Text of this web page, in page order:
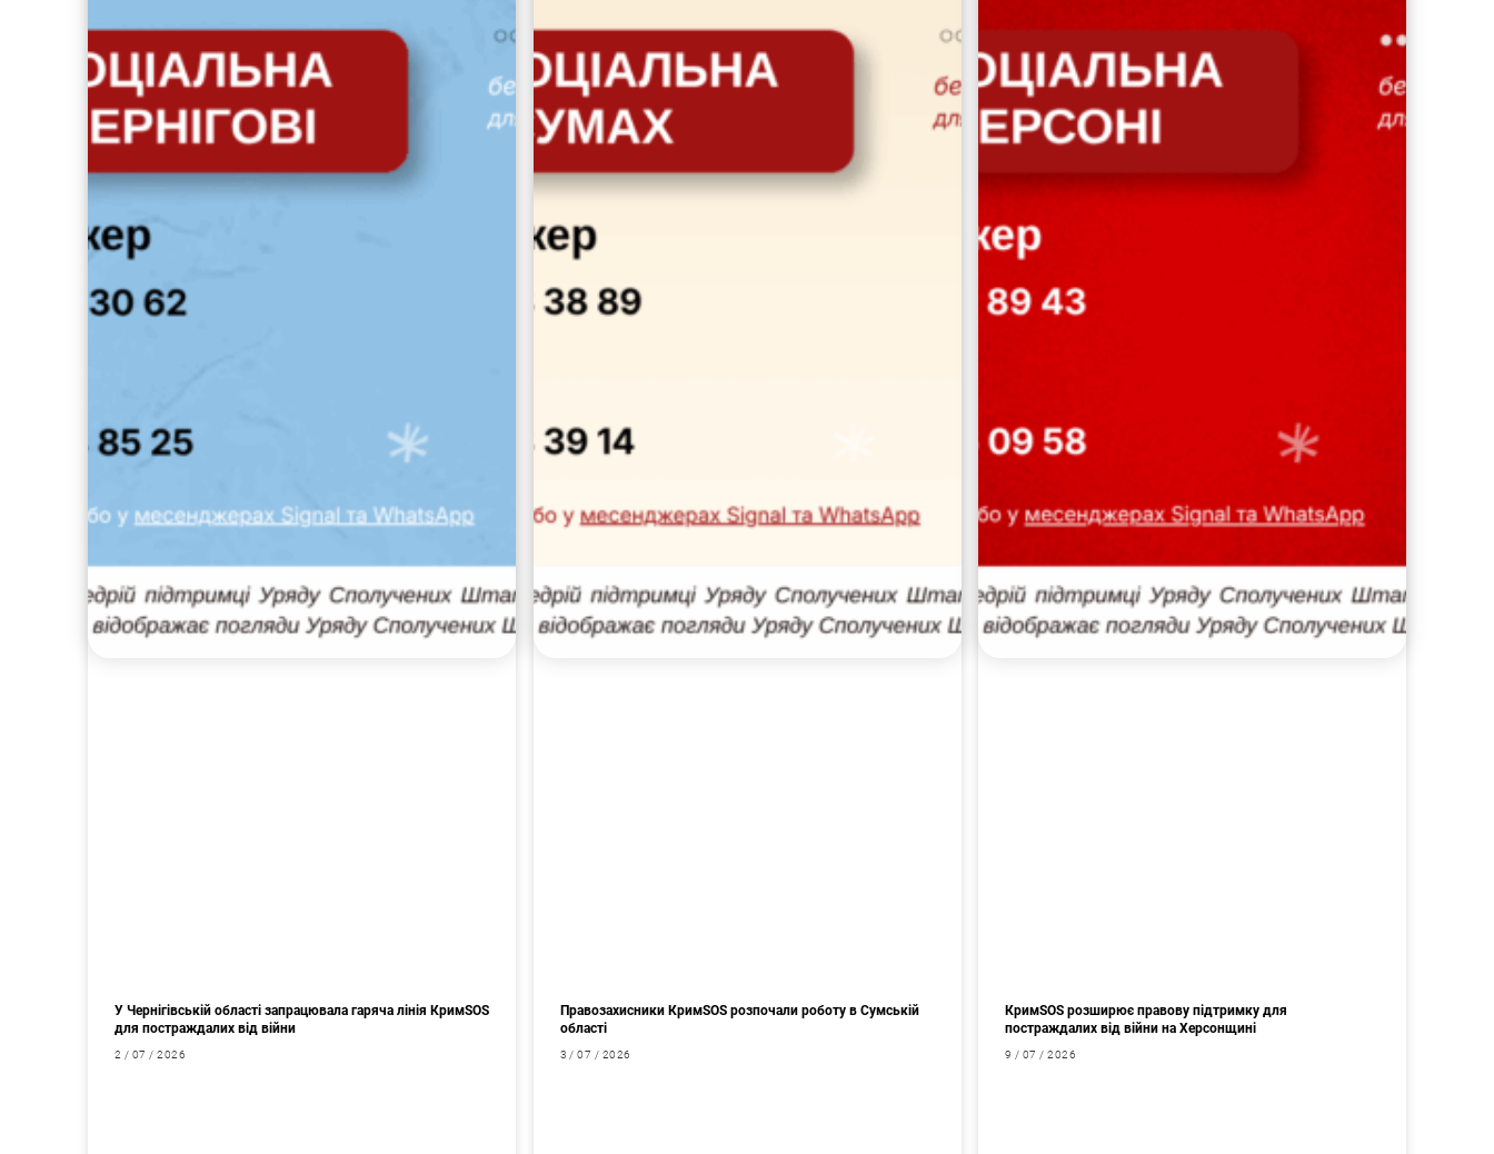
У Чернігівській області запрацювала гаряча лінія КримSOS
для постраждалих від війни
2 / 07 / 2026
Правозахисники КримSOS розпочали роботу в Сумській
області
3 / 07 / 2026
КримSOS розширює правову підтримку для
постраждалих від війни на Херсонщині
9 / 07 / 2026